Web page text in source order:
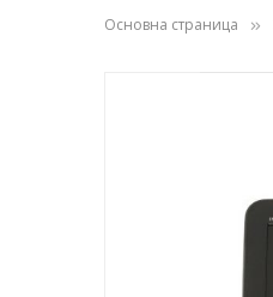
Основна страница